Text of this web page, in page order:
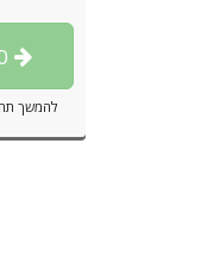
להמשך